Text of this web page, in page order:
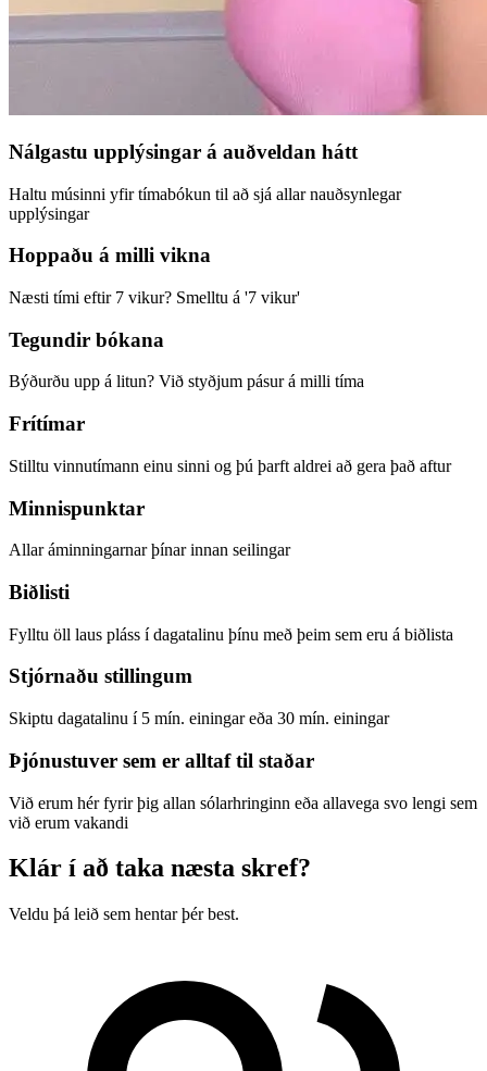
Nálgastu upplýsingar á auðveldan hátt
Haltu músinni yfir tímabókun til að sjá allar nauðsynlegar
upplýsingar
Hoppaðu á milli vikna
Næsti tími eftir 7 vikur? Smelltu á '7 vikur'
Tegundir bókana
Býðurðu upp á litun? Við styðjum pásur á milli tíma
Frítímar
Stilltu vinnutímann einu sinni og þú þarft aldrei að gera það aftur
Minnispunktar
Allar áminningarnar þínar innan seilingar
Biðlisti
Fylltu öll laus pláss í dagatalinu þínu með þeim sem eru á biðlista
Stjórnaðu stillingum
Skiptu dagatalinu í 5 mín. einingar eða 30 mín. einingar
Þjónustuver sem er alltaf til staðar
Við erum hér fyrir þig allan sólarhringinn eða allavega svo lengi sem
við erum vakandi
Klár í að taka næsta skref?
Veldu þá leið sem hentar þér best.